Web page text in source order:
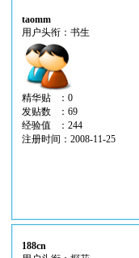
taomm
用户头衔：书生
精华贴 ：0
发贴数 ：69
经验值 ：244
注册时间：2008-11-25
188cn